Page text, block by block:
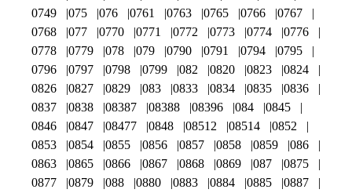
0749
075 076 0761 0763 0765 0766
0767
0768
077 0770 0771 0772 0773 0774
0776
0778
0779 078 079 0790 0791 0794
0795
0796
0797 0798 0799 082 0820 0823
0824
0826
0827 0829 083 0833 0834 0835
0836
0837
0838 08387 08388 08396 084
0845
0846
0847 08477 0848 08512 08514
0852
0853
0854 0855 0856 0857 0858 0859
086
0863
0865 0866 0867 0868 0869 087
0875
0877
0879 088 0880 0883 0884 0885
0887